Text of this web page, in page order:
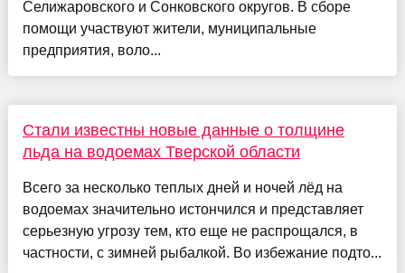
Селижаровского и Сонковского округов. В сборе
помощи участвуют жители, муниципальные
предприятия, воло...
Стали известны новые данные о толщине
льда на водоемах Тверской области
Всего за несколько теплых дней и ночей лёд на
водоемах значительно истончился и представляет
серьезную угрозу тем, кто еще не распрощался, в
частности, с зимней рыбалкой. Во избежание подто...